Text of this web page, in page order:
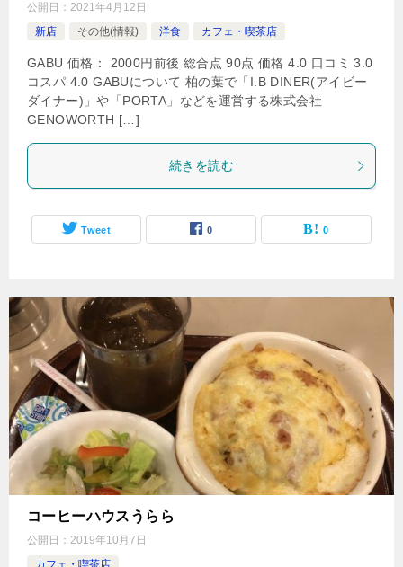
公開日： 2021年4月12日
新店
その他(情報) 洋食 カフェ・喫茶店
GABU 価格： 2000円前後 総合点 90点 価格 4.0 口コミ 3.0
コスパ 4.0 GABUについて 柏の葉で「I.B DINER(アイビー
ダイナー)」や「PORTA」などを運営する株式会社
GENOWORTH […]
続きを読む
Tweet 0 0
コーヒーハウスうらら
公開日： 2019年10月7日
カフェ・喫茶店